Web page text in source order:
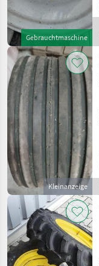
Gebrauchtmaschine
Kleinanzeige